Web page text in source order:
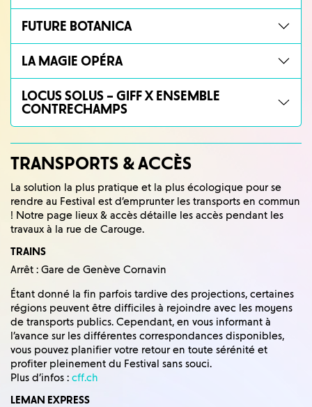
FUTURE BOTANICA
LA MAGIE OPÉRA
LOCUS SOLUS – GIFF X ENSEMBLE
CONTRECHAMPS
TRANSPORTS & ACCÈS
La solution la plus pratique et la plus écologique pour se
rendre au Festival est d’emprunter les transports en commun
! Notre page lieux & accès détaille les accès pendant les
travaux à la rue de Carouge.
TRAINS
Arrêt : Gare de Genève Cornavin
Étant donné la fin parfois tardive des projections, certaines
régions peuvent être difficiles à rejoindre avec les moyens
de transports publics. Cependant, en vous informant à
l’avance sur les différentes correspondances disponibles,
vous pouvez planifier votre retour en toute sérénité et
profiter pleinement du Festival sans souci.
Plus d’infos : cff.ch
LEMAN EXPRESS